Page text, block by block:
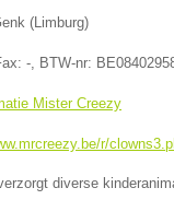
(Limburg)
-, BTW-nr:
Mister Creezy
r/
diverse